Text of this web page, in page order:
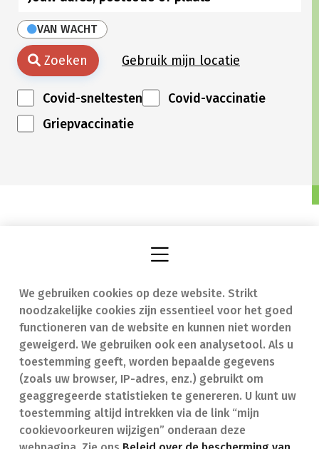
We gebruiken cookies op deze website. Strikt
noodzakelijke cookies zijn essentieel voor het goed
functioneren van de website en kunnen niet worden
geweigerd. We gebruiken ook een analysetool. Als u
toestemming geeft, worden bepaalde gegevens
(zoals uw browser, IP-adres, enz.) gebruikt om
geaggregeerde statistieken te genereren. U kunt uw
toestemming altijd intrekken via de link “mijn
cookievoorkeuren wijzigen” onderaan deze
VAN WACHT
Zoeken Gebruik mijn locatie
Covid-sneltesten
Covid-vaccinatie
Griepvaccinatie
Vind een apotheek
Onze expertise
Ziekten
Geneesmiddelen
In geval van nood
Contact
Veelgestelde vragen
(FAQ)